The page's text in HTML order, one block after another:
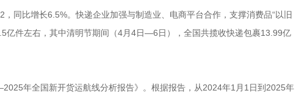
同比增长6.5%。快递企业加强与制造业、电商平台合作，支撑消费品“以旧
亿件左右，其中清明节期间（4月4日—6日），全国共揽收快递包裹13.99亿
年全国新开货运航线分析报告》。根据报告，从2024年1月1日到2025年